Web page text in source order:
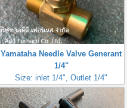
Yamataha Needle Valve Generant
1/4"
Size: inlet 1/4", Outlet 1/4"
Max Inlet
Pressure:50PSI(3,5Bar,350kPa)